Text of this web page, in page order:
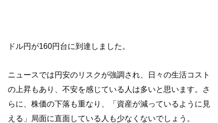
ドル円が160円台に到達しました。
ニュースでは円安のリスクが強調され、日々の生活コスト
の上昇もあり、不安を感じている人は多いと思います。さ
らに、株価の下落も重なり、「資産が減っているように見
える」局面に直面している人も少なくないでしょう。